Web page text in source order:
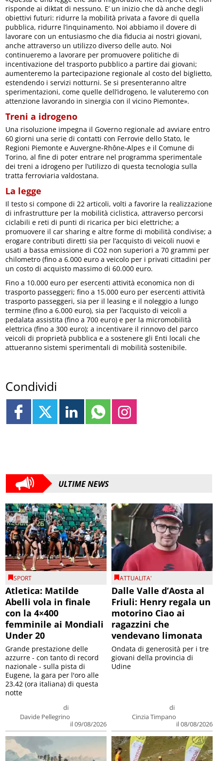
risponde ai diktat di nessuno. E’ un inizio che dà anche degli
obiettivi futuri: ridurre la mobilità privata a favore di quella
pubblica, ridurre l’inquinamento. Noi abbiamo il dovere di
lavorare con un entusiasmo che dia fiducia ai nostri giovani,
anche attraverso un utilizzo diverso delle auto. Noi
continueremo a lavorare per promuovere politiche di
incentivazione del trasporto pubblico a partire dai giovani;
aumenteremo la partecipazione regionale al costo del biglietto,
estendendo i servizi notturni. Se si presenteranno altre
sperimentazioni, come quelle dell’idrogeno, le valuteremo con
attenzione lavorando in sinergia con il vicino Piemonte».
Treni a idrogeno
Una risoluzione impegna il Governo regionale ad avviare entro
60 giorni una serie di contatti con Ferrovie dello Stato, le
Regioni Piemonte e Auvergne-Rhône-Alpes e il Comune di
Torino, al fine di poter entrare nel programma sperimentale
dei treni a idrogeno per l’utilizzo di questa tecnologia sulla
tratta ferroviaria valdostana.
La legge
Il testo si compone di 22 articoli, volti a favorire la realizzazione
di infrastrutture per la mobilità ciclistica, attraverso percorsi
ciclabili e reti di punti di ricarica per bici elettriche; a
promuovere il car sharing e altre forme di mobilità condivise; a
erogare contributi diretti sia per l’acquisto di veicoli nuovi e
usati a bassa emissione di CO2 non superiori a 70 grammi per
chilometro (fino a 6.000 euro a veicolo per i privati cittadini per
un costo di acquisto massimo di 60.000 euro.
Fino a 10.000 euro per esercenti attività economica non di
trasporto passeggeri; fino a 15.000 euro per esercenti attività
trasporto passeggeri, sia per il leasing e il noleggio a lungo
termine (fino a 6.000 euro), sia per l’acquisto di veicoli a
pedalata assistita (fino a 700 euro) e per la micromobilità
elettrica (fino a 300 euro); a incentivare il rinnovo del parco
veicoli di proprietà pubblica e a sostenere gli Enti locali che
attueranno sistemi sperimentali di mobilità sostenibile.
Condividi
ULTIME NEWS
SPORT
Atletica: Matilde
Abelli vola in finale
con la 4×400
femminile ai Mondiali
Under 20
di
Davide Pellegrino
il 09/08/2026
Grande prestazione delle
azzurre - con tanto di record
nazionale - sulla pista di
Eugene, la gara per l'oro alle
23.42 (ora italiana) di questa
notte
ATTUALITA'
Dalle Valle d’Aosta al
Friuli: Henry regala un
motorino Ciao ai
ragazzini che
vendevano limonata
di
Cinzia Timpano
il 08/08/2026
Ondata di generosità per i tre
giovani della provincia di
Udine